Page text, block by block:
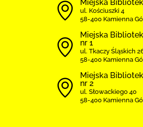
Miejska
ul. Kościuszki 4
58-400 Kamienna
Miejska
nr 1
ul. Tkaczy Śląskich
58-400 Kamienna
Miejska
nr 2
ul. Słowackiego 40
58-400 Kamienna